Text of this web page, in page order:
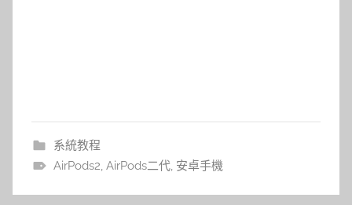
系統教程
AirPods2, AirPods二代, 安卓手機